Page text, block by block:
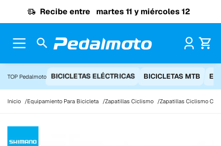
Recibe entre martes 11 y miércoles 12
TOP Pedalmoto BICICLETAS ELÉCTRICAS BICICLETAS MTB
Inicio Equipamiento Para Bicicleta Zapatillas Ciclismo Zapatillas Ciclismo